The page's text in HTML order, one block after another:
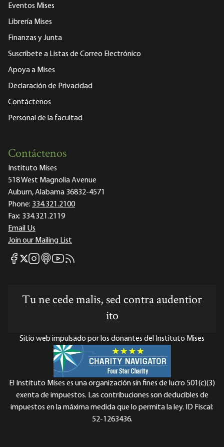
Eventos Mises
Librería Mises
Finanzas y Junta
Suscríbete a Listas de Correo Electrónico
Apoya a Mises
Declaración de Privacidad
Contáctenos
Personal de la facultad
Contáctenos
Instituto Mises
518 West Magnolia Avenue
Auburn, Alabama 36832-4571
Phone: 334.321.2100
Fax: 334.321.2119
Email Us
Join our Mailing List
Mises Facebook
Mises X
Mises Instagram
Mises itunes
Mises Youtube
Mises RSS feed
Tu ne cede malis, sed contra audentior
ito
Sitio web impulsado por los donantes del Instituto Mises
El Instituto Mises es una organización sin fines de lucro 501(c)(3)
exenta de impuestos. Las contribuciones son deducibles de
impuestos en la máxima medida que lo permita la ley. ID Fiscal:
52-1263436.